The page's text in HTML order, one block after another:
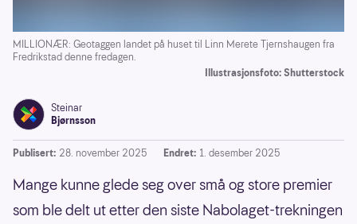
MILLIONÆR: Geotaggen landet på huset til Linn Merete Tjernshaugen fra
Fredrikstad denne fredagen.
Illustrasjonsfoto: Shutterstock
Steinar
Bjørnsson
Publisert: 28. november 2025 Endret: 1. desember 2025
Mange kunne glede seg over små og store premier
som ble delt ut etter den siste Nabolaget-trekningen